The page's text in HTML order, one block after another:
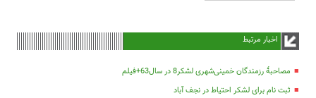
اخبار مرتبط
مصاحبۀ رزمندگان خمینی‌شهری لشکر8 در سال63+فیلم
ثبت نام برای لشکر احتیاط در نجف آباد